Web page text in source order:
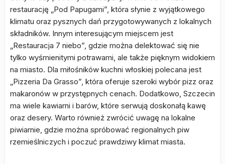
restaurację „Pod Papugami”, która słynie z wyjątkowego
klimatu oraz pysznych dań przygotowywanych z lokalnych
składników. Innym interesującym miejscem jest
„Restauracja 7 niebo”, gdzie można delektować się nie
tylko wyśmienitymi potrawami, ale także pięknym widokiem
na miasto. Dla miłośników kuchni włoskiej polecana jest
„Pizzeria Da Grasso”, która oferuje szeroki wybór pizz oraz
makaronów w przystępnych cenach. Dodatkowo, Szczecin
ma wiele kawiarni i barów, które serwują doskonałą kawę
oraz desery. Warto również zwrócić uwagę na lokalne
piwiarnie, gdzie można spróbować regionalnych piw
rzemieślniczych i poczuć prawdziwy klimat miasta.